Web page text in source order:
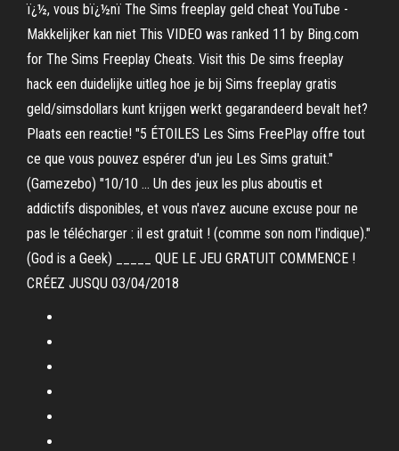
ï¿½, vous bï¿½nï The Sims freeplay geld cheat YouTube -
Makkelijker kan niet This VIDEO was ranked 11 by Bing.com
for The Sims Freeplay Cheats. Visit this De sims freeplay
hack een duidelijke uitleg hoe je bij Sims freeplay gratis
geld/simsdollars kunt krijgen werkt gegarandeerd bevalt het?
Plaats een reactie! "5 ÉTOILES Les Sims FreePlay offre tout
ce que vous pouvez espérer d'un jeu Les Sims gratuit."
(Gamezebo) "10/10 … Un des jeux les plus aboutis et
addictifs disponibles, et vous n'avez aucune excuse pour ne
pas le télécharger : il est gratuit ! (comme son nom l'indique)."
(God is a Geek) _____ QUE LE JEU GRATUIT COMMENCE !
CRÉEZ JUSQU 03/04/2018